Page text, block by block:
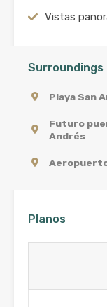
Vistas
Surroundings
Playa San
Futuro
Andrés
Planos